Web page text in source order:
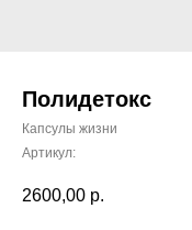
Полидетокс
Капсулы жизни
Артикул:
2600,00 р.